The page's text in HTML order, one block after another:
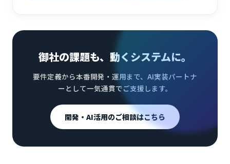
御社の課題も、動くシステムに。
要件定義から本番開発・運用まで、AI実装パートナ
ーとして一気通貫でご支援します。
開発・AI活用のご相談はこちら